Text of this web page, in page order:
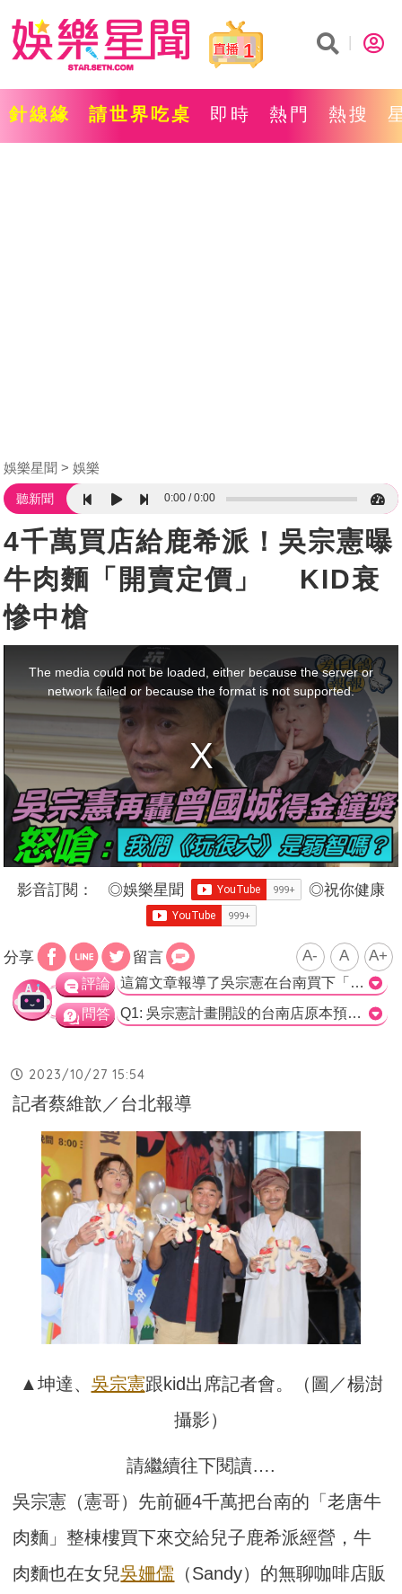
1
針線緣 請世界吃桌 即時 熱門 熱搜
娛樂星聞 娛樂
聽新聞 0:00 0:00
4千萬買店給鹿希派！吳宗憲曝
牛肉麵「開賣定價」 KID衰
慘中槍
The media could not be loaded, either because the server or
network failed or because the format is not supported.
影音訂閱： ◎娛樂星聞 ◎祝你健康
分享 留言 A- A A+
評論 這篇文章報導了吳宗憲在台南買下「老唐牛肉麵」的樓房，並將其交由兒子和女兒經營。吳宗憲在出席記者會時表示，原本預計11月中開幕的台南店可能會delay，原因是他要前往杭州迎戰雙11購物節。 吳宗憲還透露，他已經嚐過兒子鹿希派做的牛肉麵，並表示非常好吃。他強調鹿希派對料理非常認真，連麵條的來源都會一一交代。吳宗憲也公布了牛肉麵的定價，表示台北和台南店都會賣一樣的價錢，大概在100多元左右，並表示不會賣得太貴。 這篇文章提供了吳宗憲答覆媒體的相關訊息，其中也不免有一些幽默調侃的成分。吳宗憲對於兒子的料理技術表示讚許，也一再強調價格不會過高，讓消費者能夠接受。值得一提的是，他也提到女兒的咖啡店在賣的牛肉麵價格較高，以此調侃女兒。 不過，這篇文章主要的焦點是台南店面的開幕可能會delay，原因是吳宗憲要前往杭州參加購物節。這點可以看出吳宗憲在事業上的忙碌程度，也展現了他對於兒子和女兒事業的支持和關心。 總體而言，這篇文章提供了吳宗憲牛肉麵店的最新消息，並透露了他對於兒子和女兒的支持和評價。同時，這篇文章也以幽默的方式呈現了吳宗憲對於牛肉麵價格和女兒咖啡店的評論，增加了閱讀的趣味性。>
問答 Q1: 吳宗憲計畫開設的台南店原本預計在何時開幕？ A. 11月中 B. 11/11 C. 12月中 D. 明年初 正確答案: A. 11月中 Q2: 台南店delay開幕的原因是什麼？ A. 因為台灣要迎戰雙11購物節 B. 因為杭州要迎戰雙11購物節 C. 因為原料不足 D. 因為技術不成熟 正確答案: B. 因為杭州要迎戰雙11購物節 Q3: 吳宗憲表示牛肉麵一碗的價錢大概是多少？ A. 100塊 B. 150元 C. 180元 D. 200元 正確答案: C. 180元
2023/10/27 15:54
記者蔡維歆／台北報導
▲坤達、 吳宗憲跟kid出席記者會。（圖／楊澍
攝影）
請繼續往下閱讀….
吳宗憲（憲哥）先前砸4千萬把台南的「老唐牛
肉麵」整棟樓買下來交給兒子鹿希派經營，牛
肉麵也在女兒吳姍儒 （Sandy）的無聊咖啡店販